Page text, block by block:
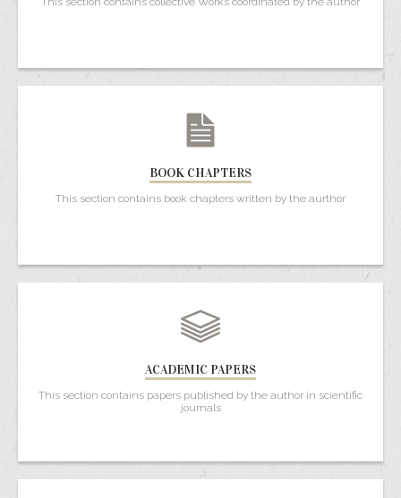
BOOK CHAPTERS
This section contains book chapters written by the aurthor
ACADEMIC PAPERS
This section contains papers published by the author in scientific
journals